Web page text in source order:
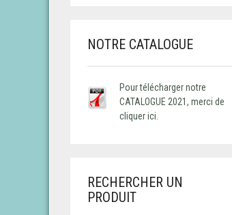
NOTRE CATALOGUE
Pour télécharger notre
CATALOGUE 2021, merci de
cliquer ici.
RECHERCHER UN
PRODUIT